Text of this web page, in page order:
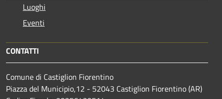
Luoghi
Eventi
CONTATTI
Comune di Castiglion Fiorentino
Piazza del Municipio,12 - 52043 Castiglion Fiorentino (AR)